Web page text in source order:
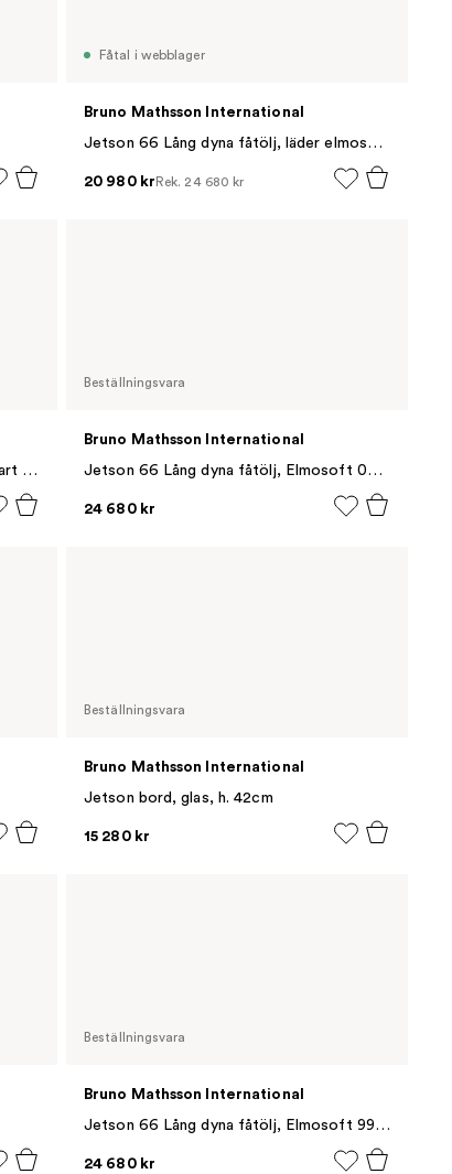
Fåtal i webblager
Bruno Mathsson International
Jetson 66 Lång dyna fåtölj, läder elmosoft 99999 svart, svart tät väv
20 980 kr Rek. 24 680 kr
Jetson 66 fotpall, Svart-svart nät-svart skoning
Beställningsvara
Bruno Mathsson International
Jetson 66 Lång dyna fåtölj, Elmosoft 00109 vit-vit tät väv
24 680 kr
Beställningsvara
Bruno Mathsson International
Jetson bord, glas, h. 42cm
15 280 kr
Beställningsvara
Bruno Mathsson International
Jetson 66 Lång dyna fåtölj, Elmosoft 99999 svart-linneväv
24 680 kr